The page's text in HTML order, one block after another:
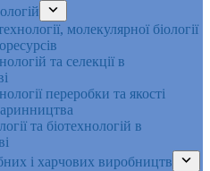
молекулярної біології
та селекції в
переробки та якості
та біотехнологій в
і харчових виробництв